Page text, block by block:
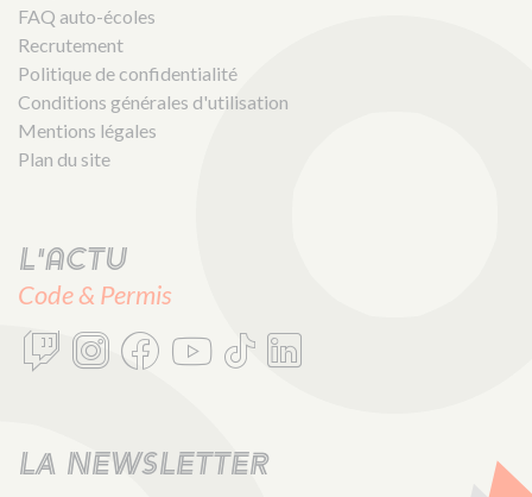
FAQ auto-écoles
Recrutement
Politique de confidentialité
Conditions générales d'utilisation
Mentions légales
Plan du site
L'actu
Code & Permis
LA NEWSLETTER